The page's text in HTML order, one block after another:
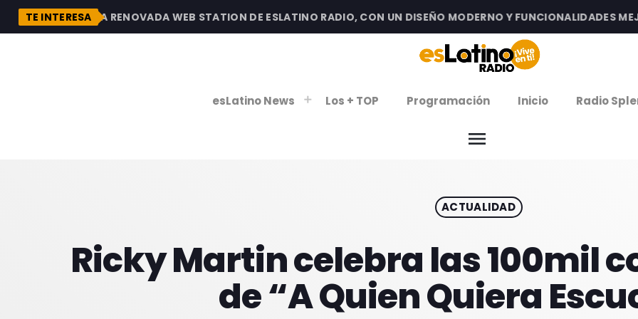
TE INTERESA
DESCUBRE LA RENOVADA WEB STATION DE ESLATINO RADIO, CON UN DISEÑO MODERNO Y FUNCIONALIDADES
esLatino News Los + TOP Programación Inicio Radio
menu
ACTUALIDAD
Ricky Martin celebra las 100mil
de “A Quien Quiera